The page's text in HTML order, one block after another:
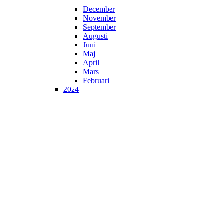
December
November
September
Augusti
Juni
Maj
April
Mars
Februari
2024